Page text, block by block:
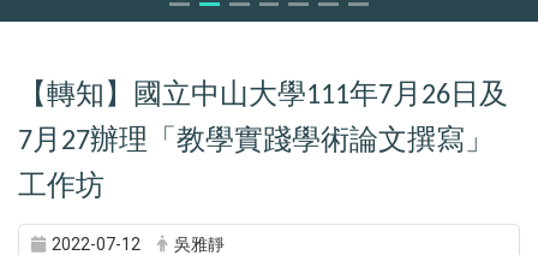
【轉知】國立中山大學111年7 月 26 日及
7 月 27辦理「教學實踐學術論文撰寫」
工作坊
2022-07-12 吳雅靜